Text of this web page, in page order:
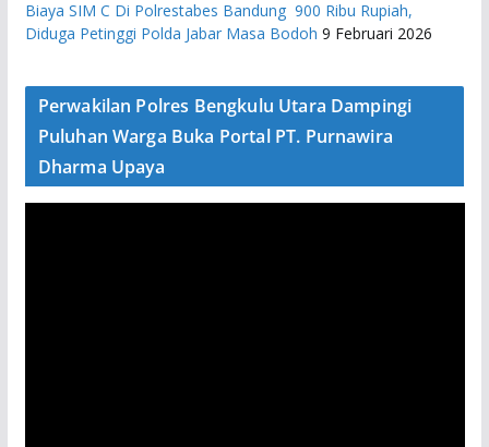
Biaya SIM C Di Polrestabes Bandung 900 Ribu Rupiah,
Diduga Petinggi Polda Jabar Masa Bodoh 9 Februari 2026
Perwakilan Polres Bengkulu Utara Dampingi
Puluhan Warga Buka Portal PT. Purnawira
Dharma Upaya